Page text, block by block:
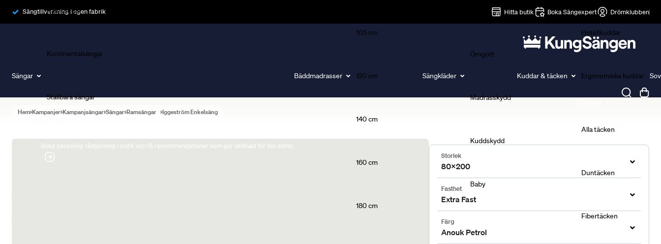
Sängtillverkning i egen fabrik Hitta butik Boka Sängexpert Drömklubben
Sängar
Ramsängar
Kontinentalsängar
Ställbara sängar
Boka personlig rådgivning i butik och få rekommendationer som gör skillnad för din sömn.
Bäddmadrasser
105 cm
120 cm
140 cm
160 cm
180 cm
Sängkläder
Örngott
Madrasskydd
Kuddskydd
Baby
Kuddar & täcken
Hotellkuddar
Ergonomiska kuddar
Alla täcken
Duntäcken
Fibertäcken
Hem Kampanjer Kampanjsängar Sängar Ramsängar Iggeström Enkelsäng
Storlek
80x200
Fasthet
Extra Fast
Färg
Anouk Petrol